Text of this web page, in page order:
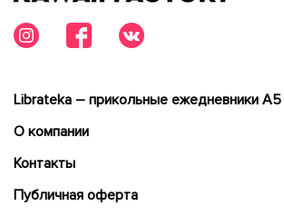
Librateka – прикольные ежедневники А5
О компании
Контакты
Публичная оферта